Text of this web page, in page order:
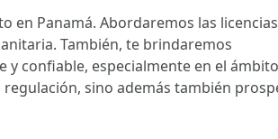
en Panamá. Abordaremos las licencias
También, te brindaremos
confiable, especialmente en el ámbito
sino además también